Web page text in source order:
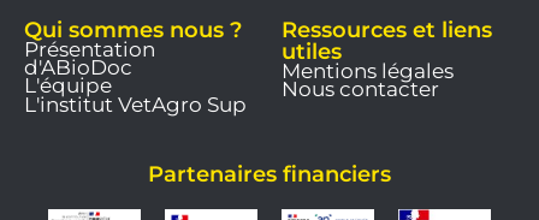
Qui sommes nous ?
Présentation
d'ABioDoc
L'équipe
L'institut VetAgro Sup
Ressources et liens
utiles
Mentions légales
Nous contacter
Partenaires financiers